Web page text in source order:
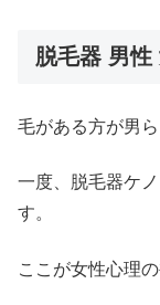
脱毛器 男性
毛がある方が男
一度、脱毛器ケ
す。
ここが女性心理